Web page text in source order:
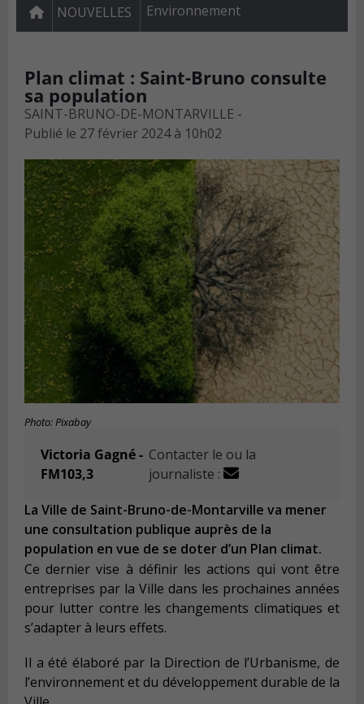
NOUVELLES Environnement
Plan climat : Saint-Bruno consulte
sa population
SAINT-BRUNO-DE-MONTARVILLE -
Publié le 27 février 2024 à 10h02
Photo: Pixabay
Victoria Gagné -
FM103,3
Contacter le ou la
journaliste :
La Ville de Saint-Bruno-de-Montarville va mener
une consultation publique auprès de la
population en vue de se doter d’un Plan climat.
Ce dernier vise à définir les actions qui vont être
entreprises par la Ville dans les prochaines années
pour lutter contre les changements climatiques et
s’adapter à leurs effets.
Il a été élaboré par la Direction de l’Urbanisme, de
l’environnement et du développement durable de la